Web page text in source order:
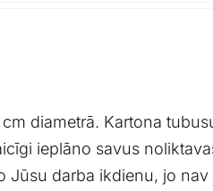
diametrā. Kartona
ieplāno savus
Jūsu darba ikdienu, jo nav